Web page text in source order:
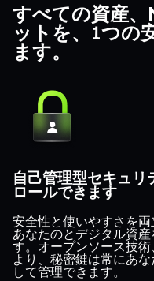
すべての資産
ットを、1つの
ます。
自己管理型セキュ
ロールできます
安全性と使いやすさを両
あなたのとデジタル資
す。オープンソース技
より、秘密鍵は常にあ
して管理できます。